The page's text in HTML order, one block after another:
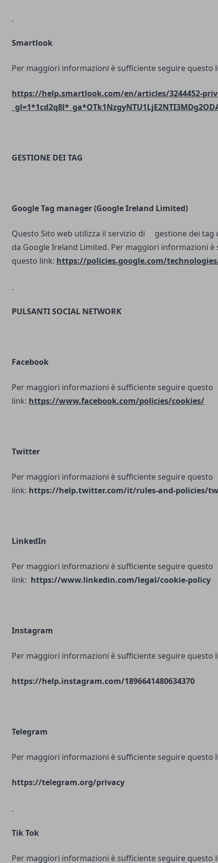
Smartlook
Per maggiori informazioni è sufficiente seguire questo
https://help.smartlook.com/en/articles/3244452-
GESTIONE DEI TAG
Google Tag manager (Google Ireland Limited)
Questo Sito web utilizza il servizio di gestione dei tag
da Google Ireland Limited. Per maggiori informazioni
questo link: https://policies.google.com/
PULSANTI SOCIAL NETWORK
Facebook
Per maggiori informazioni è sufficiente seguire questo
link: https://www.facebook.com/policies/cookies/
Twitter
Per maggiori informazioni è sufficiente seguire questo
link: https://help.twitter.com/it/rules-and-policies/
LinkedIn
Per maggiori informazioni è sufficiente seguire questo
link: https://www.linkedin.com/legal/cookie-policy
Instagram
Per maggiori informazioni è sufficiente seguire questo
https://help.instagram.com/1896641480634370
Telegram
Per maggiori informazioni è sufficiente seguire questo
https://telegram.org/privacy
Tik Tok
Per maggiori informazioni è sufficiente seguire questo